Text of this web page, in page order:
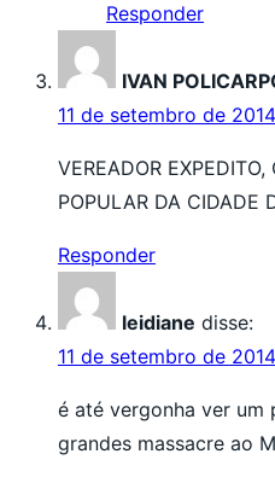
Responder
IVAN
11 de setembro de
VEREADOR
POPULAR DA CIDADE
Responder
leidiane disse:
11 de setembro de
é até vergonha ver um
grandes massacre ao